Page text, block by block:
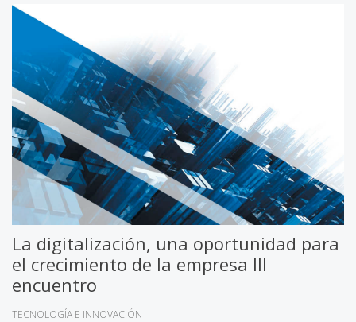
La digitalización, una oportunidad para
el crecimiento de la empresa III
encuentro
TECNOLOGÍA E INNOVACIÓN